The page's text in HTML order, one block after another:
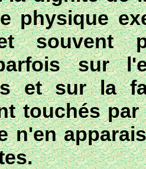
physique
souvent
sur
et sur la
touchés
n'en